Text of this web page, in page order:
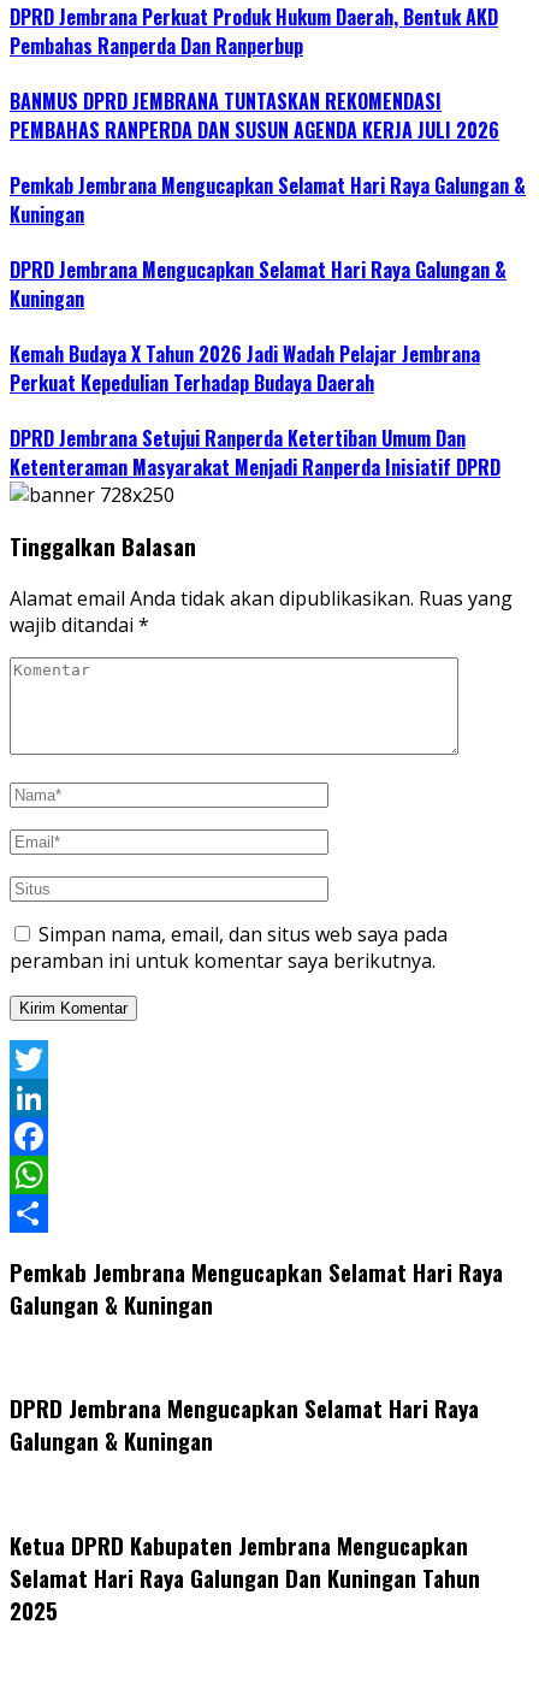
DPRD Jembrana Perkuat Produk Hukum Daerah, Bentuk AKD
Pembahas Ranperda Dan Ranperbup
BANMUS DPRD JEMBRANA TUNTASKAN REKOMENDASI
PEMBAHAS RANPERDA DAN SUSUN AGENDA KERJA JULI 2026
Pemkab Jembrana Mengucapkan Selamat Hari Raya Galungan &
Kuningan
DPRD Jembrana Mengucapkan Selamat Hari Raya Galungan &
Kuningan
Kemah Budaya X Tahun 2026 Jadi Wadah Pelajar Jembrana
Perkuat Kepedulian Terhadap Budaya Daerah
DPRD Jembrana Setujui Ranperda Ketertiban Umum Dan
Ketenteraman Masyarakat Menjadi Ranperda Inisiatif DPRD
Tinggalkan Balasan
Alamat email Anda tidak akan dipublikasikan. Ruas yang
wajib ditandai *
Simpan nama, email, dan situs web saya pada
peramban ini untuk komentar saya berikutnya.
Twitter
LinkedIn
Facebook
WhatsApp
Pemkab Jembrana Mengucapkan Selamat Hari Raya
Galungan & Kuningan
DPRD Jembrana Mengucapkan Selamat Hari Raya
Galungan & Kuningan
Ketua DPRD Kabupaten Jembrana Mengucapkan
Selamat Hari Raya Galungan Dan Kuningan Tahun
2025